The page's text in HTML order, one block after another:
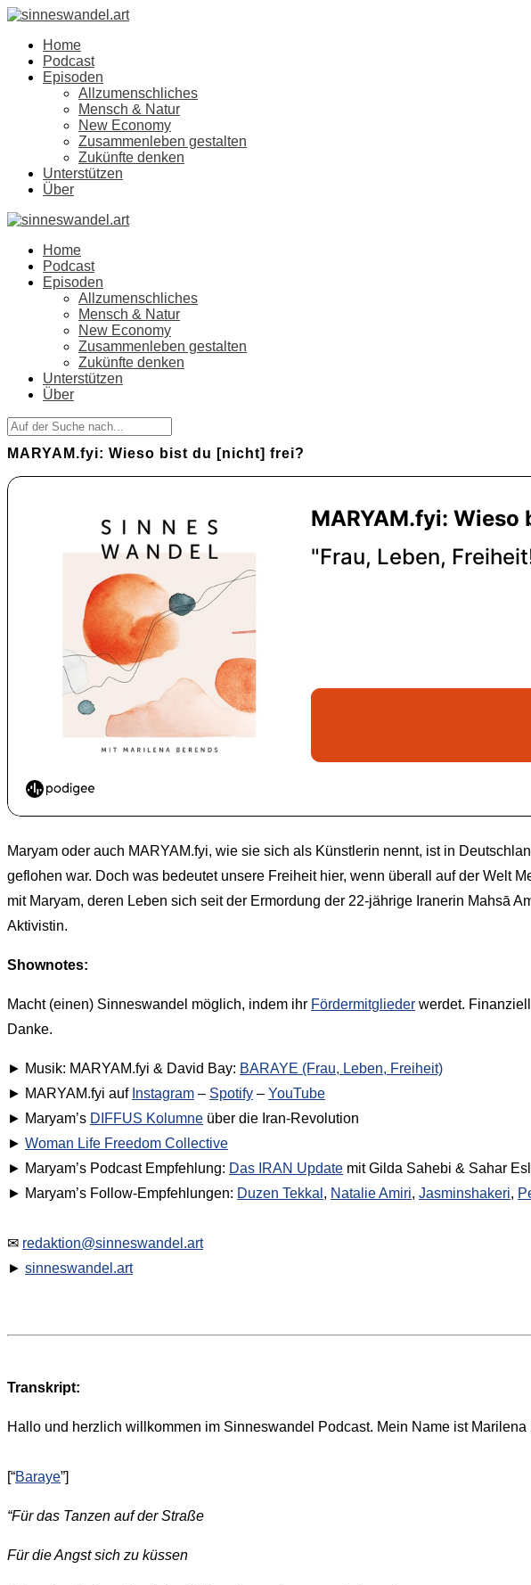
Home
Podcast
Episoden
Allzumenschliches
Mensch & Natur
New Economy
Zusammenleben gestalten
Zukünfte denken
Unterstützen
Über
Home
Podcast
Episoden
Allzumenschliches
Mensch & Natur
New Economy
Zusammenleben gestalten
Zukünfte denken
Unterstützen
Über
MARYAM.fyi: Wieso bist du [nicht] frei?
Maryam oder auch MARYAM.fyi, wie sie sich als Künstlerin nennt, ist in
geflohen war. Doch was bedeutet unsere Freiheit hier, wenn überall auf der Welt
mit Maryam, deren Leben sich seit der Ermordung der 22-jährige Iranerin Mahsā
Aktivistin.
Shownotes:
Macht (einen) Sinneswandel möglich, indem ihr Fördermitglieder werdet.
Danke.
► Musik: MARYAM.fyi & David Bay: BARAYE (Frau, Leben, Freiheit)
► MARYAM.fyi auf Instagram – Spotify – YouTube
► Maryam’s DIFFUS Kolumne über die Iran-Revolution
► Woman Life Freedom Collective
► Maryam’s Podcast Empfehlung: Das IRAN Update mit Gilda Sahebi & Sahar
► Maryam’s Follow-Empfehlungen: Duzen Tekkal , Natalie Amiri, Jasminshakeri,
✉ redaktion@sinneswandel.art
► sinneswandel.art
Transkript:
Hallo und herzlich willkommen im Sinneswandel Podcast. Mein Name ist
[“Baraye”]
“Für das Tanzen auf der Straße
Für die Angst sich zu küssen